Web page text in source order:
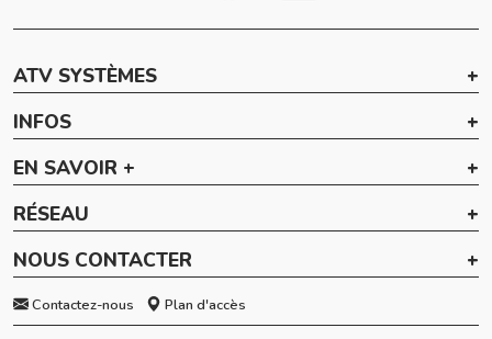
ATV SYSTÈMES
INFOS
EN SAVOIR +
RÉSEAU
NOUS CONTACTER
Contactez-nous Plan d'accès